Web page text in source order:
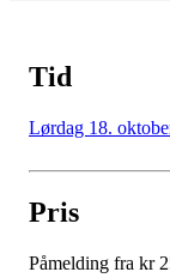
Tid
Lørdag 18.
Pris
Påmelding fra kr